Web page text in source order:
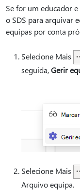
Se for um educador
o SDS para arquivar
equipas por conta
Selecione Mais
seguida,Gerir
Selecione Mais
Arquivo equipa.